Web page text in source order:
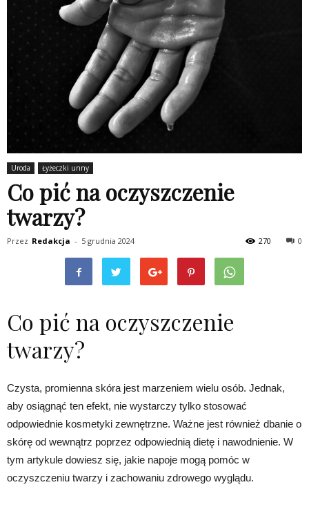
Uroda Łyżeczki unny
Co pić na oczyszczenie
twarzy?
Przez Redakcja - 5 grudnia 2024 0
270
Co pić na oczyszczenie
twarzy?
Czysta, promienna skóra jest marzeniem wielu osób. Jednak,
aby osiągnąć ten efekt, nie wystarczy tylko stosować
odpowiednie kosmetyki zewnętrzne. Ważne jest również dbanie o
skórę od wewnątrz poprzez odpowiednią dietę i nawodnienie. W
tym artykule dowiesz się, jakie napoje mogą pomóc w
oczyszczeniu twarzy i zachowaniu zdrowego wyglądu.